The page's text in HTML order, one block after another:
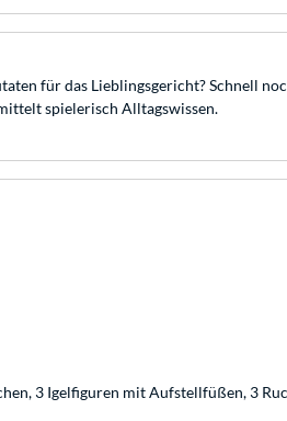
für das Lieblingsgericht? Schnell
spielerisch Alltagswissen.
3 Igelfiguren mit Aufstellfüßen, 3